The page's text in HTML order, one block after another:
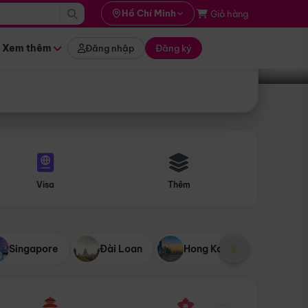
Hồ Chí Minh Giỏ hàng
Xem thêm Đăng nhập Đăng ký
Tìm tour
Visa Thêm
Singapore Đài Loan Hong Kong